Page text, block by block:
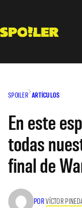
contenido
SPOILER ARTÍCULOS
En este
todas
final de
PORVÍCTOR